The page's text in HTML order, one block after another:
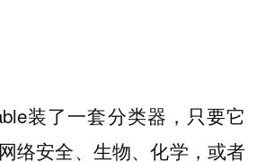
装了一套分类器，只要它
络安全、生物、化学，或者